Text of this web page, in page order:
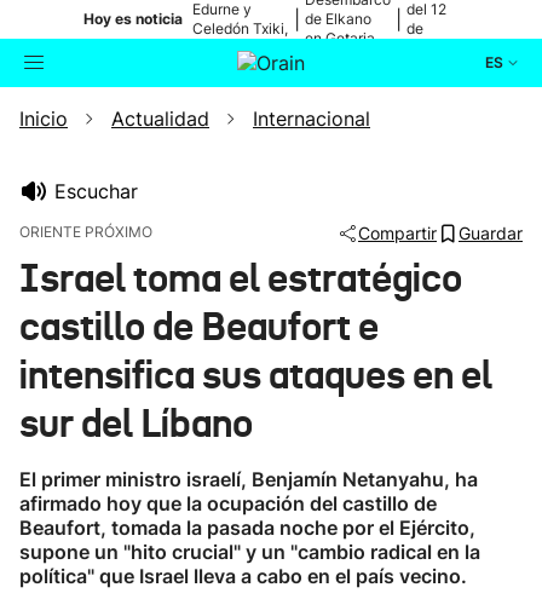
Hoy es noticia
Edurne y
Celedón Txiki,
en directo
de Elkano
en Getaria
del 12
de
ES
Buscador Actualidad
Ikusmiran
Eguraldia
Inicio Actualidad Internacional
Escuchar
ORIENTE PRÓXIMO Compartir Guardar
Israel toma el estratégico
castillo de Beaufort e
intensifica sus ataques en el
sur del Líbano
El primer ministro israelí, Benjamín Netanyahu, ha
afirmado hoy que la ocupación del castillo de
Beaufort, tomada la pasada noche por el Ejército,
supone un "hito crucial" y un "cambio radical en la
política" que Israel lleva a cabo en el país vecino.